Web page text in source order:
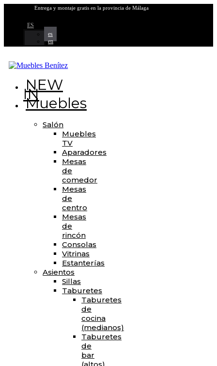
Entrega y montaje gratis en la provincia de Málaga
Envíos a toda España
ES
es
en
NEW
IN
Muebles
Salón
Muebles
TV
Aparadores
Mesas
de
comedor
Mesas
de
centro
Mesas
de
rincón
Consolas
Vitrinas
Estanterías
Asientos
Sillas
Taburetes
Taburetes
de
cocina
(medianos)
Taburetes
de
bar